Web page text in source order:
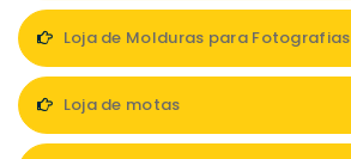
Loja de Molduras para Fotografias
Loja de motas